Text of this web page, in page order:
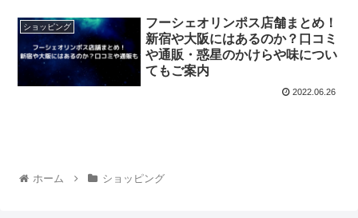
ショッピング
フーシェオリンポス店舗まとめ！
新宿や大阪にはあるのか？口コミ
や通販・惑星のかけらや味につい
てもご案内
2022.06.26
ホーム ショッピング